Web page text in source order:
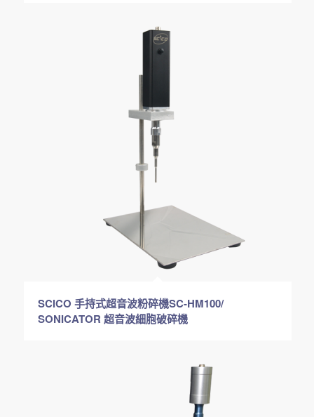
SCICO 手持式超音波粉碎機SC-HM100/
SONICATOR 超音波細胞破碎機